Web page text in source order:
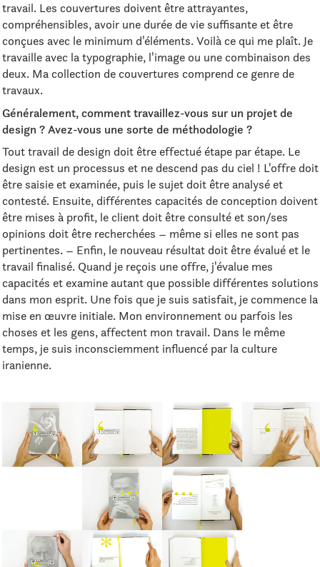
travail. Les couvertures doivent être attrayantes,
compréhensibles, avoir une durée de vie suffisante et être
conçues avec le minimum d'éléments. Voilà ce qui me plaît. Je
travaille avec la typographie, l'image ou une combinaison des
deux. Ma collection de couvertures comprend ce genre de
travaux.
Généralement, comment travaillez-vous sur un projet de
design ? Avez-vous une sorte de méthodologie ?
Tout travail de design doit être effectué étape par étape. Le
design est un processus et ne descend pas du ciel ! L'offre doit
être saisie et examinée, puis le sujet doit être analysé et
contesté. Ensuite, différentes capacités de conception doivent
être mises à profit, le client doit être consulté et son/ses
opinions doit être recherchées – même si elles ne sont pas
pertinentes. – Enfin, le nouveau résultat doit être évalué et le
travail finalisé. Quand je reçois une offre, j'évalue mes
capacités et examine autant que possible différentes solutions
dans mon esprit. Une fois que je suis satisfait, je commence la
mise en œuvre initiale. Mon environnement ou parfois les
choses et les gens, affectent mon travail. Dans le même
temps, je suis inconsciemment influencé par la culture
iranienne.